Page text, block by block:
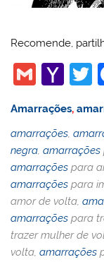
Recomende,
G
ai
l
Y
h
o
o
M
ai
l
Amarrações,
amarrações,
negra,amarrações
amarrações para
amarrações para
amor de volta,
amarrações para
trazer mulher de
volta,amarrações